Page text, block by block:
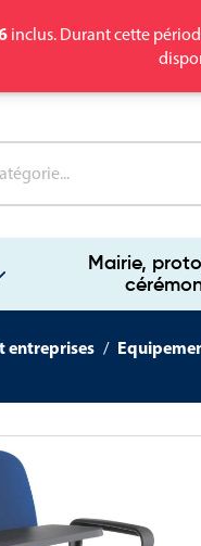
inclus. Durant cette
Mairie,
entreprises